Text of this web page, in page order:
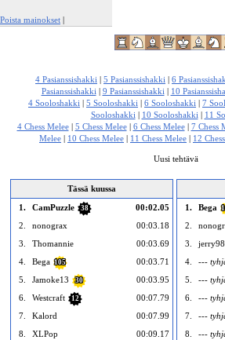
Poista mainokset |
4 Pasianssishakki | 5 Pasianssishakki | 6
Pasianssishakki | 9 Pasianssishakki | 10
4 Sooloshakki | 5 Sooloshakki | 6 Sooloshakki | 7
Sooloshakki | 10 Sooloshakki | 11
4 Chess Melee| 5 Chess Melee| 6 Chess Melee| 7 Chess
Melee | 10 Chess Melee | 11 Chess Melee | 12
Uusi tehtävä
Tässä kuussa
1.
CamPuzzle 38
00:02.05
2.
nonograx
00:03.18
3.
Thomannie
00:03.69
4.
Bega 105
00:03.71
5.
Jamoke13 30
00:03.95
6.
Westcraft 12
00:07.79
7.
Kalord
00:07.99
8.
XLPop
00:09.17
1.
Bega
2.
3.
4.
---
5.
---
6.
---
7.
---
8.
---